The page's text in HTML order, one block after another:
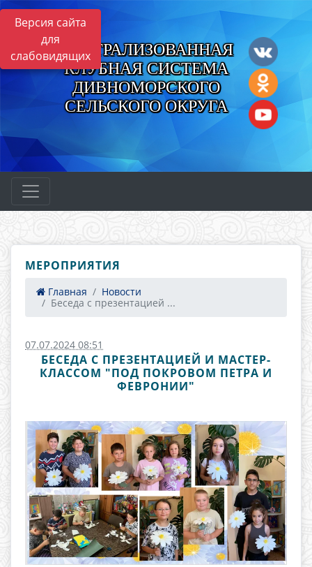
Версия сайта
для
слабовидящихЦЕНТРАЛИЗОВАННАЯ
КЛУБНАЯ СИСТЕМА
ДИВНОМОРСКОГО
СЕЛЬСКОГО ОКРУГА
МЕРОПРИЯТИЯ
Главная
Новости
Беседа с презентацией ...
07.07.2024 08:51
БЕСЕДА С ПРЕЗЕНТАЦИЕЙ И МАСТЕР-
КЛАССОМ "ПОД ПОКРОВОМ ПЕТРА И
ФЕВРОНИИ"